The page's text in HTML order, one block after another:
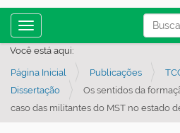
Busca
Busca
Toggle navigation
Você está aqui:
Página Inicial Publicações
Dissertação
Os sentidos da
caso das militantes do MST no estado